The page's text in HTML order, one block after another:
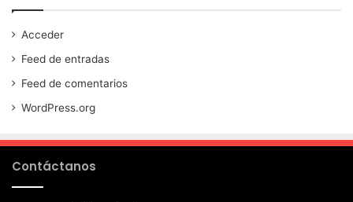
Acceder
Feed de entradas
Feed de comentarios
WordPress.org
Contáctanos